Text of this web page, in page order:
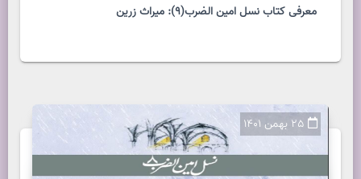
معرفی کتاب نسل امین الضرب(9): میراث زرین